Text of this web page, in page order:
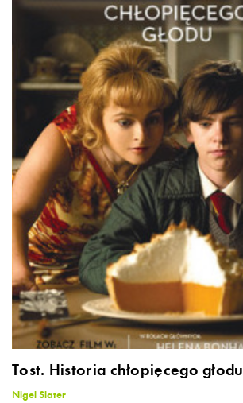
Tost. Historia chłopięcego głodu
Nigel Slater